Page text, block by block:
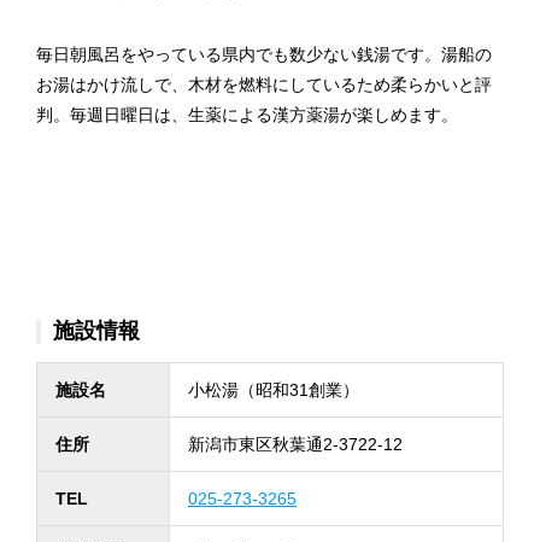
毎日朝風呂をやっている県内でも数少ない銭湯です。湯船の
お湯はかけ流しで、木材を燃料にしているため柔らかいと評
判。毎週日曜日は、生薬による漢方薬湯が楽しめます。
施設情報
施設名 小松湯（昭和31創業）
住所 新潟市東区秋葉通2-3722-12
TEL 025-273-3265